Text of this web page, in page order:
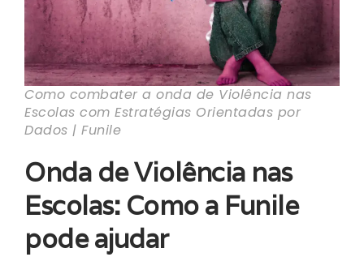
Como combater a onda de Violência nas
Escolas com Estratégias Orientadas por
Dados | Funile
Onda de Violência nas
Escolas: Como a Funile
pode ajudar